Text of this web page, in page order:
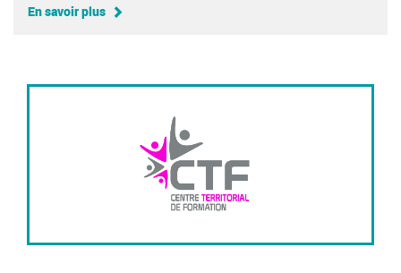
En savoir plus